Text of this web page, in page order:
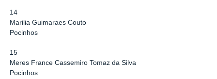
14
Marilia Guimaraes Couto
Pocinhos
15
Meres France Cassemiro Tomaz da Silva
Pocinhos